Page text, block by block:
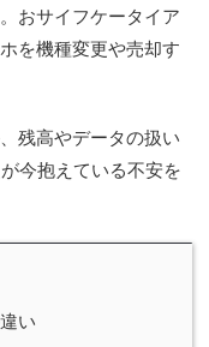
おサイフケータイア
を機種変更や売却す
残高やデータの扱い
今抱えている不安を
い